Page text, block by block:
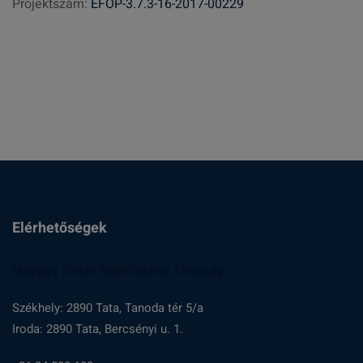
é
Projektszám: EFOP-3.7.3-16-2017-00229
Elérhetőségek
Székhely: 2890 Tata, Tanoda tér 5/a
Iroda: 2890 Tata, Bercsényi u. 1.